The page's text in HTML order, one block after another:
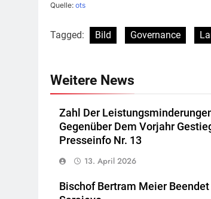
Quelle: ots
Tagged: Bild Governance
Weitere News
Zahl Der
Gegenüber Dem Vorjahr
Presseinfo Nr. 13
13. April 2026
Bischof Bertram Meier